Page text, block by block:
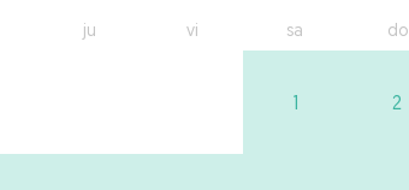
ju vi sa do
1 2